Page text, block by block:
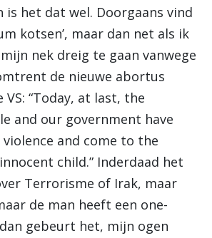
is het dat wel. Doorgaans vind
kotsen’, maar dan net als ik
nek dreig te gaan vanwege
de nieuwe abortus
“Today, at last, the
and our government have
and come to the
child.” Inderdaad het
Terrorisme of Irak, maar
de man heeft een one-
gebeurt het, mijn ogen